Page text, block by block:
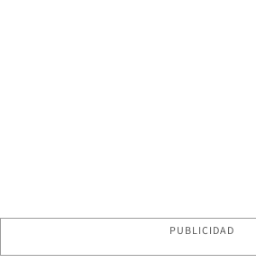
PUBLICIDAD